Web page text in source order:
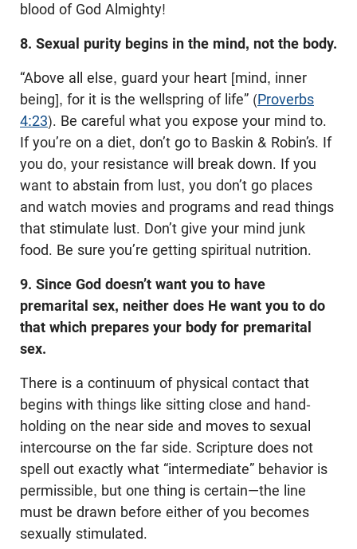
blood of God Almighty!
8. Sexual purity begins in the mind, not the body.
“Above all else, guard your heart [mind, inner
being], for it is the wellspring of life” (Proverbs
4:23). Be careful what you expose your mind to.
If you’re on a diet, don’t go to Baskin & Robin’s. If
you do, your resistance will break down. If you
want to abstain from lust, you don’t go places
and watch movies and programs and read things
that stimulate lust. Don’t give your mind junk
food. Be sure you’re getting spiritual nutrition.
9. Since God doesn’t want you to have
premarital sex, neither does He want you to do
that which prepares your body for premarital
sex.
There is a continuum of physical contact that
begins with things like sitting close and hand-
holding on the near side and moves to sexual
intercourse on the far side. Scripture does not
spell out exactly what “intermediate” behavior is
permissible, but one thing is certain—the line
must be drawn before either of you becomes
sexually stimulated.